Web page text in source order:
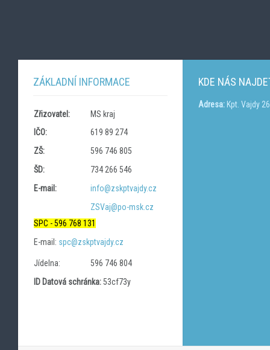
ZÁKLADNÍ INFORMACE
Zřizovatel:
MS kraj
IČO:
619 89 274
ZŠ:
596 746 805
ŠD:
734 266 546
E-mail:
info@zskptvajdy.cz
ZSVaj@po-msk.cz
SPC - 596 768 131
E-mail: spc@zskptvajdy.cz
Jídelna:
596 746 804
ID Datová schránka:53cf73y
KDE NÁS
Adresa:Kpt. Vajdy